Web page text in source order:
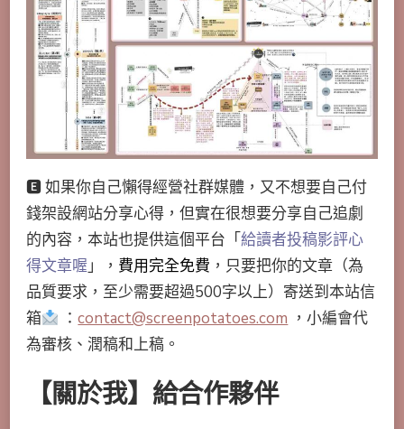
🅴 如果你自己懶得經營社群媒體，又不想要自己付
錢架設網站分享心得，但實在很想要分享自己追劇
的內容，本站也提供這個平台「給讀者投稿影評心
得文章喔」， 費用完全免費 ，只要把你的文章（為
品質要求，至少需要超過500字以上）寄送到本站信
箱
：contact@screenpotatoes.com ，小編會代
為審核、潤稿和上稿。
【關於我】給合作夥伴